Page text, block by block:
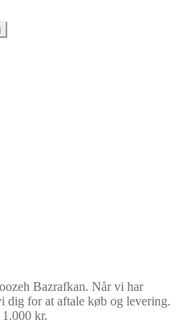
Bazrafkan. Når vi har
dig for at aftale køb og levering.
kr.